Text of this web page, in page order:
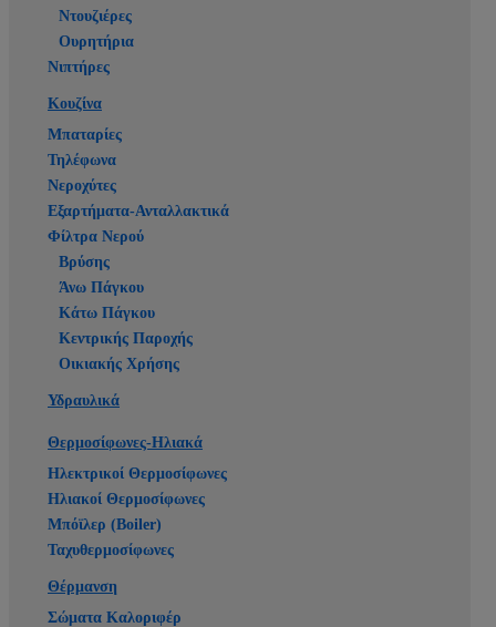
Ντουζιέρες
Ουρητήρια
Νιπτήρες
Κουζίνα
Μπαταρίες
Τηλέφωνα
Νεροχύτες
Εξαρτήματα-Ανταλλακτικά
Φίλτρα Νερού
Βρύσης
Άνω Πάγκου
Κάτω Πάγκου
Κεντρικής Παροχής
Οικιακής Χρήσης
Υδραυλικά
Θερμοσίφωνες-Ηλιακά
Ηλεκτρικοί Θερμοσίφωνες
Ηλιακοί Θερμοσίφωνες
Μπόϊλερ (Boiler)
Ταχυθερμοσίφωνες
Θέρμανση
Σώματα Καλοριφέρ